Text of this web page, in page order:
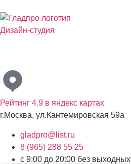
Дизайн-студия
Рейтинг 4.9 в яндекс картах
г.Москва, ул.Кантемировская 59а
gladpro@list.ru
8 (965) 288 55 25
с 9:00 до 20:00 без выходных